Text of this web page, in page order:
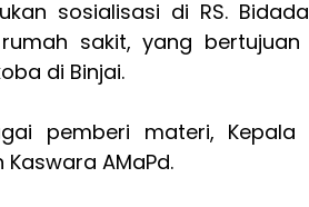
sosialisasi di RS.
sakit, yang
di Binjai.
pemberi materi, Kepala
Kaswara AMaPd.